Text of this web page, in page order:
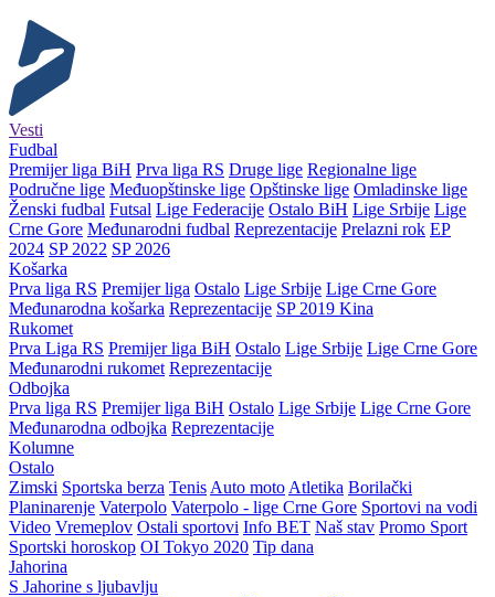
Vesti
Fudbal
Premijer liga BiH Prva liga RS Druge lige Regionalne lige
Područne lige Međuopštinske lige Opštinske lige Omladinske lige
Ženski fudbal Futsal Lige Federacije Ostalo BiH Lige Srbije Lige
Crne Gore Međunarodni fudbal Reprezentacije Prelazni rok EP
2024 SP 2022 SP 2026
Košarka
Prva liga RS Premijer liga Ostalo Lige Srbije Lige Crne Gore
Međunarodna košarka Reprezentacije SP 2019 Kina
Rukomet
Prva Liga RS Premijer liga BiH Ostalo Lige Srbije Lige Crne Gore
Međunarodni rukomet Reprezentacije
Odbojka
Prva liga RS Premijer liga BiH Ostalo Lige Srbije Lige Crne Gore
Međunarodna odbojka Reprezentacije
Kolumne
Ostalo
Zimski Sportska berza Tenis Auto moto Atletika Borilački
Planinarenje Vaterpolo Vaterpolo - lige Crne Gore Sportovi na vodi
Video Vremeplov Ostali sportovi Info BET Naš stav Promo Sport
Sportski horoskop OI Tokyo 2020 Tip dana
Jahorina
S Jahorine s ljubavlju